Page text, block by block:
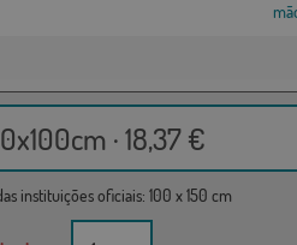
· 18,37 €
instituições oficiais: 100 x 150 cm